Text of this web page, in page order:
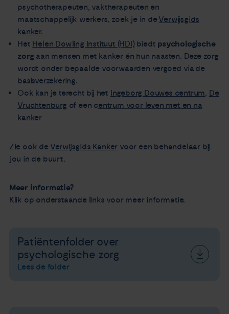
psychotherapeuten, vaktherapeuten en
maatschappelijk werkers, zoek je in de Verwijsgids
kanker.
Het Helen Dowling Instituut (HDI) biedt psychologische
zorg aan mensen met kanker én hun naasten. Deze zorg
wordt onder bepaalde voorwaarden vergoed via de
basisverzekering.
Ook kan je terecht bij het Ingeborg Douwes centrum, De
Vruchtenburg of een centrum voor leven met en na
kanker
Zie ook de Verwijsgids Kanker voor een behandelaar bij
jou in de buurt.
Meer informatie?
Klik op onderstaande links voor meer informatie.
Patiëntenfolder over
psychologische zorg
Lees de folder